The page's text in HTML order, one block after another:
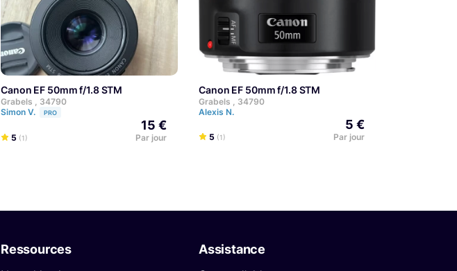
Canon EF 50mm f/1.8 STM
Grabels , 34790
Simon V.
PRO
5 (1)
15 €
Par jour
Canon EF 50mm f/1.8 STM
Grabels , 34790
Alexis N.
5 (1)
5 €
Par jour
Ressources Assistance